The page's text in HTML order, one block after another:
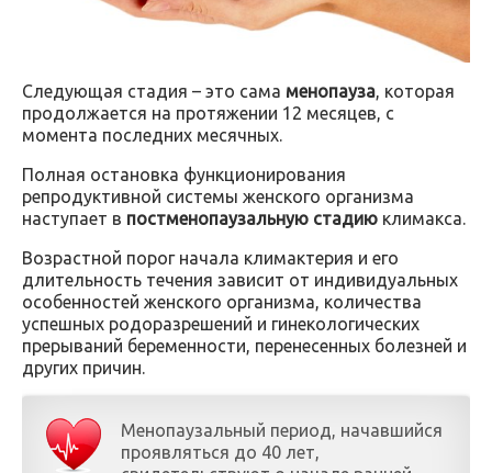
Следующая стадия – это сама менопауза , которая
продолжается на протяжении 12 месяцев, с
момента последних месячных.
Полная остановка функционирования
репродуктивной системы женского организма
наступает в постменопаузальную стадию климакса.
Возрастной порог начала климактерия и его
длительность течения зависит от индивидуальных
особенностей женского организма, количества
успешных родоразрешений и гинекологических
прерываний беременности, перенесенных болезней и
других причин.
Менопаузальный период, начавшийся
проявляться до 40 лет,